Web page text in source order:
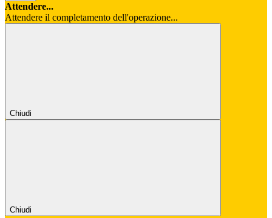
Attendere...
Attendere il completamento dell'operazione...
Chiudi
Chiudi